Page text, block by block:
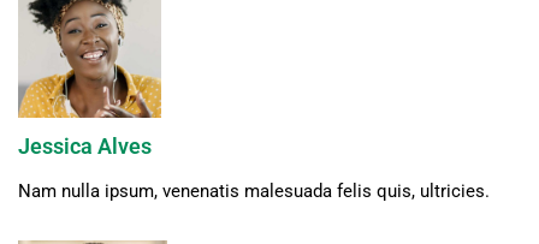
Jessica Alves
Nam nulla ipsum, venenatis malesuada felis quis, ultricies.